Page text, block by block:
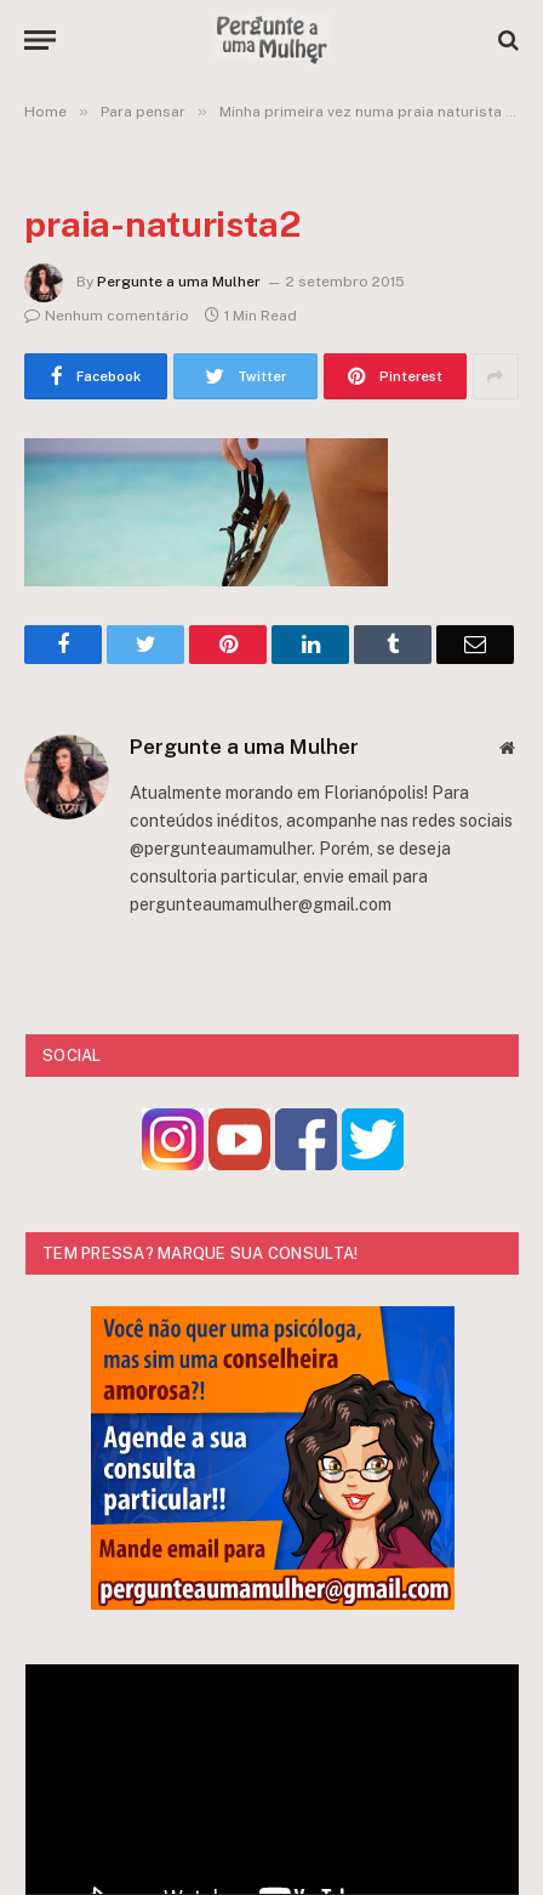
Home » Para pensar » Minha primeira vez numa praia naturista + convencimento da esposa
praia-naturista2
By Pergunte a uma Mulher
2 setembro 2015
Nenhum comentário
1 Min Read
Facebook Twitter Pinterest
FacebookTwitter Pinterest LinkedInTumblr Email
Pergunte a uma Mulher
Atualmente morando em Florianópolis! Para
conteúdos inéditos, acompanhe nas redes sociais
@pergunteaumamulher. Porém, se deseja
consultoria particular, envie email para
pergunteaumamulher@gmail.com
SOCIAL
TEM PRESSA? MARQUE SUA CONSULTA!